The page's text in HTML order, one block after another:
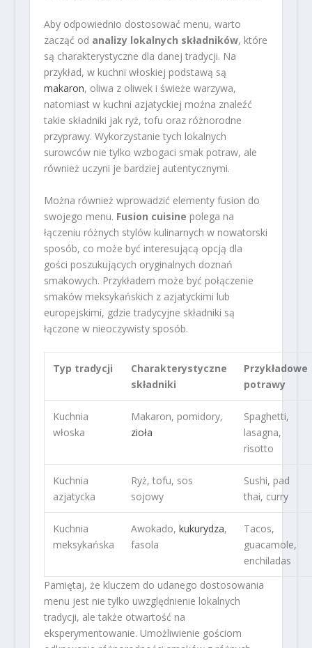
Aby odpowiednio dostosować menu, warto
zacząć od analizy lokalnych składników, które
są charakterystyczne dla danej tradycji. Na
przykład, w kuchni włoskiej podstawą są
makaron, oliwa z oliwek i świeże warzywa,
natomiast w kuchni azjatyckiej można znaleźć
takie składniki jak ryż, tofu oraz różnorodne
przyprawy. Wykorzystanie tych lokalnych
surowców nie tylko wzbogaci smak potraw, ale
również uczyni je bardziej autentycznymi.
Można również wprowadzić elementy fusion do
swojego menu. Fusion cuisine polega na
łączeniu różnych stylów kulinarnych w nowatorski
sposób, co może być interesującą opcją dla
gości poszukujących oryginalnych doznań
smakowych. Przykładem może być połączenie
smaków meksykańskich z azjatyckimi lub
europejskimi, gdzie tradycyjne składniki są
łączone w nieoczywisty sposób.
Typ tradycji
Charakterystyczne
składniki
Przykładowe
potrawy
Kuchnia
włoska
Makaron, pomidory,
zioła
Spaghetti,
lasagna,
risotto
Kuchnia
azjatycka
Ryż, tofu, sos
sojowy
Sushi, pad
thai, curry
Kuchnia
meksykańska
Awokado, kukurydza,
fasola
Tacos,
guacamole,
enchiladas
Pamiętaj, że kluczem do udanego dostosowania
menu jest nie tylko uwzględnienie lokalnych
tradycji, ale także otwartość na
eksperymentowanie. Umożliwienie gościom